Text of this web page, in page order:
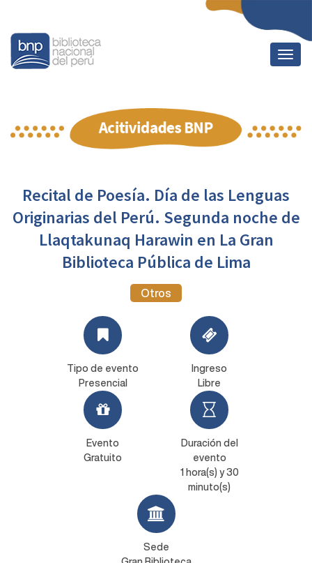
Recital de Poesía. Día de las Lenguas
Originarias del Perú. Segunda noche de
Llaqtakunaq Harawin en La Gran
Biblioteca Pública de Lima
Otros
Tipo de evento
Presencial
Ingreso
Libre
Evento
Gratuito
Duración del
evento
1 hora(s) y 30
minuto(s)
Sede